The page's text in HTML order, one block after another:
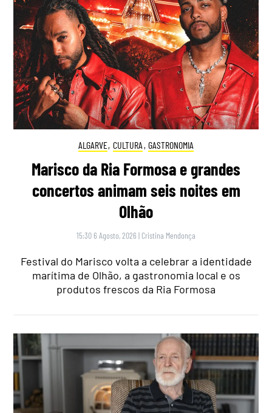
ALGARVE, CULTURA , GASTRONOMIA
Marisco da Ria Formosa e grandes
concertos animam seis noites em
Olhão
15:30 6 Agosto, 2026 | Cristina Mendonça
Festival do Marisco volta a celebrar a identidade
marítima de Olhão, a gastronomia local e os
produtos frescos da Ria Formosa